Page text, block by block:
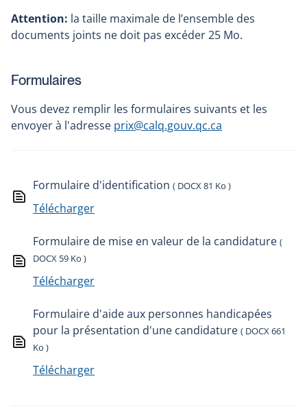
Attention: la taille maximale de l’ensemble des
documents joints ne doit pas excéder 25 Mo.
Formulaires
Vous devez remplir les formulaires suivants et les
envoyer à l'adresse prix@calq.gouv.qc.ca
Formulaire d'identification ( DOCX 81 Ko )
Télécharger
Formulaire de mise en valeur de la candidature (
DOCX 59 Ko )
Télécharger
Formulaire d'aide aux personnes handicapées
pour la présentation d'une candidature ( DOCX 661
Ko )
Télécharger